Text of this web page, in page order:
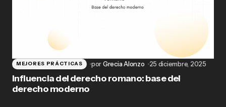
MEJORES PRÁCTICAS porGrecia Alonzo 25 diciembre, 2025
Influencia del derecho romano: base del
derecho moderno